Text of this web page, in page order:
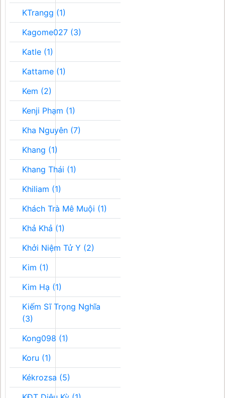
KTrangg (1)
Kagome027 (3)
Katle (1)
Kattame (1)
Kem (2)
Kenji Phạm (1)
Kha Nguyên (7)
Khang (1)
Khang Thái (1)
Khiliam (1)
Khách Trà Mê Muội (1)
Khả Khả (1)
Khởi Niệm Tử Y (2)
Kim (1)
Kim Hạ (1)
Kiếm Sĩ Trọng Nghĩa
(3)
Kong098 (1)
Koru (1)
Kékrozsa (5)